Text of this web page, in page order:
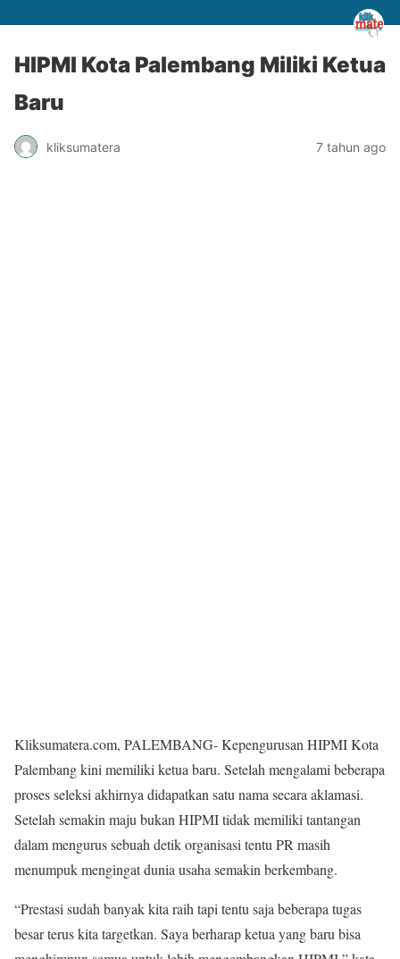
HIPMI Kota Palembang Miliki Ketua
Baru
kliksumatera 7 tahun ago
Kliksumatera.com, PALEMBANG- Kepengurusan HIPMI Kota
Palembang kini memiliki ketua baru. Setelah mengalami beberapa
proses seleksi akhirnya didapatkan satu nama secara aklamasi.
Setelah semakin maju bukan HIPMI tidak memiliki tantangan
dalam mengurus sebuah detik organisasi tentu PR masih
menumpuk mengingat dunia usaha semakin berkembang.
“Prestasi sudah banyak kita raih tapi tentu saja beberapa tugas
besar terus kita targetkan. Saya berharap ketua yang baru bisa